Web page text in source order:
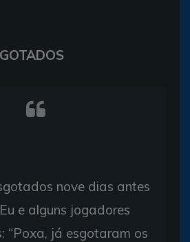
nove dias antes
e alguns jogadores
“Poxa, já esgotaram os